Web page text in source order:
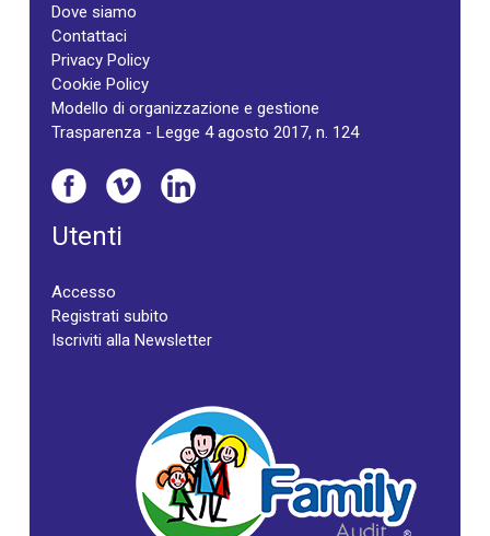
Dove siamo
Contattaci
Privacy Policy
Cookie Policy
Modello di organizzazione e gestione
Trasparenza - Legge 4 agosto 2017, n. 124
Utenti
Accesso
Registrati subito
Iscriviti alla Newsletter